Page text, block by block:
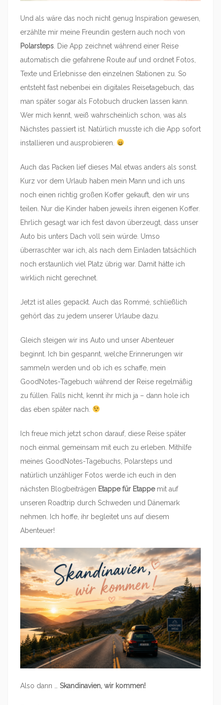
Und als wäre das noch nicht genug Inspiration gewesen,
erzählte mir meine Freundin gestern auch noch von
Polarsteps . Die App zeichnet während einer Reise
automatisch die gefahrene Route auf und ordnet Fotos,
Texte und Erlebnisse den einzelnen Stationen zu. So
entsteht fast nebenbei ein digitales Reisetagebuch, das
man später sogar als Fotobuch drucken lassen kann.
Wer mich kennt, weiß wahrscheinlich schon, was als
Nächstes passiert ist. Natürlich musste ich die App sofort
installieren und ausprobieren.
Auch das Packen lief dieses Mal etwas anders als sonst.
Kurz vor dem Urlaub haben mein Mann und ich uns
noch einen richtig großen Koffer gekauft, den wir uns
teilen. Nur die Kinder haben jeweils ihren eigenen Koffer.
Ehrlich gesagt war ich fest davon überzeugt, dass unser
Auto bis unters Dach voll sein würde. Umso
überraschter war ich, als nach dem Einladen tatsächlich
noch erstaunlich viel Platz übrig war. Damit hätte ich
wirklich nicht gerechnet.
Jetzt ist alles gepackt. Auch das Rommé, schließlich
gehört das zu jedem unserer Urlaube dazu.
Gleich steigen wir ins Auto und unser Abenteuer
beginnt. Ich bin gespannt, welche Erinnerungen wir
sammeln werden und ob ich es schaffe, mein
GoodNotes-Tagebuch während der Reise regelmäßig
zu füllen. Falls nicht, kennt ihr mich ja – dann hole ich
das eben später nach.
Ich freue mich jetzt schon darauf, diese Reise später
noch einmal gemeinsam mit euch zu erleben. Mithilfe
meines GoodNotes-Tagebuchs, Polarsteps und
natürlich unzähliger Fotos werde ich euch in den
nächsten Blogbeiträgen Etappe für Etappemit auf
unseren Roadtrip durch Schweden und Dänemark
nehmen. Ich hoffe, ihr begleitet uns auf diesem
Abenteuer!
Also dann … Skandinavien, wir kommen!